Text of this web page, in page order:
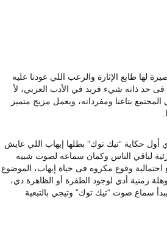
طابع الإثارة والرعب اللي عودنا عليه
حد ذاته شيء فريد في الأدب العربي، لأ
بتاعنا ومفرداته، ويعمل مزيج متميز
زي أول حكاية “تيك توك” بطلها إيهاب اللي عايش
لباقي الناس وكمان سماعه لصوت شبيه
وقوع مكروه فى حياة إيهاب، الموضوع
زمنية أدي لوجود الطفرة أو الظاهرة دي،
سماع صوت “تيك توك” وتيجي بالتبعية